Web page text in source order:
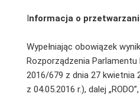
Informacja o
Wypełniając obowiązek
Rozporządzenia Parlamentu
2016/679 z dnia 27 kwietnia
z 04.05.2016 r.), dalej